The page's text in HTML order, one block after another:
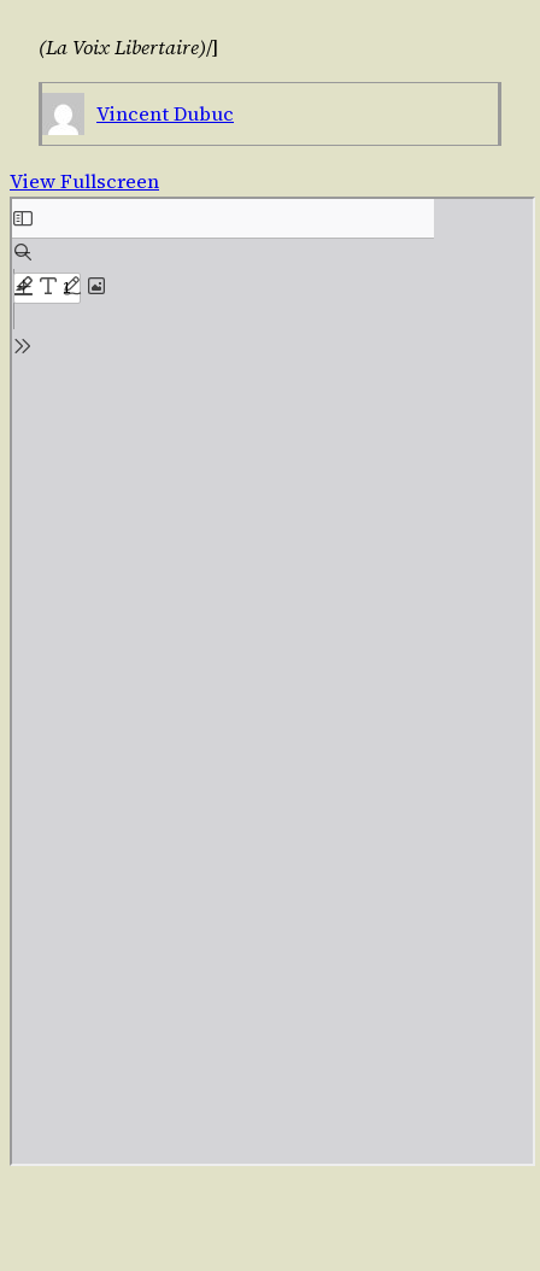
(La Voix Liber­taire)/​]
Vincent Dubuc
View Fullscreen